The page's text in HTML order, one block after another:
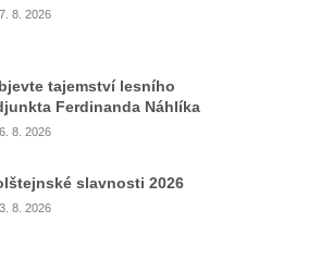
7. 8. 2026
tajemství lesního
Ferdinanda Náhlíka
6. 8. 2026
slavnosti 2026
3. 8. 2026